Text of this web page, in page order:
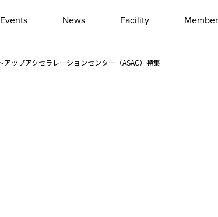
Events News Facility
ップアクセラレーションセンター（ASAC）特集